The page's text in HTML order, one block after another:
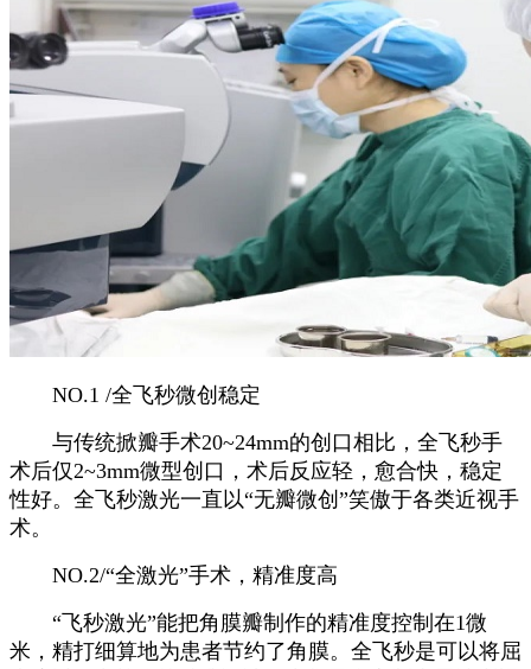
NO.1 /全飞秒微创稳定
与传统掀瓣手术20~24mm的创口相比，全飞秒手
术后仅2~3mm微型创口，术后反应轻，愈合快，稳定
性好。全飞秒激光一直以“无瓣微创”笑傲于各类近视手
术。
NO.2/“全激光”手术，精准度高
“飞秒激光”能把角膜瓣制作的精准度控制在1微
米，精打细算地为患者节约了角膜。全飞秒是可以将屈